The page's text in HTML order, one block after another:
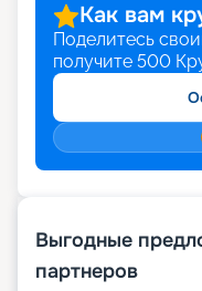
Как вам
Поделитесь
получите 500
Выгодные
партнеров